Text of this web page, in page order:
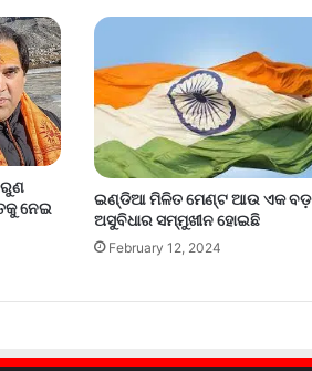
ନେଇ
ଇଣ୍ଡିଆ ମିଳିତ ମେଣ୍ଟ ଆଉ ଏକ ବଡ଼
ଅସୁବିଧାର ସମ୍ମୁଖୀନ ହୋଇଛି
February 12, 2024